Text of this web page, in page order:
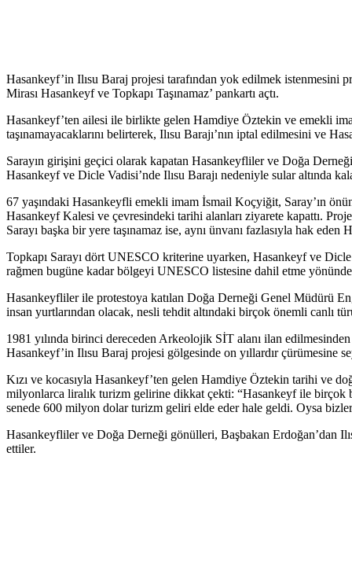
Hasankeyf’in Ilısu Baraj projesi tarafından yok edilmek istenmesini
Mirası Hasankeyf ve Topkapı Taşınamaz’ pankartı açtı.
Hasankeyf’ten ailesi ile birlikte gelen Hamdiye Öztekin ve emekli
taşınamayacaklarını belirterek, Ilısu Barajı’nın iptal edilmesini ve
Sarayın girişini geçici olarak kapatan Hasankeyfliler ve Doğa
Hasankeyf ve Dicle Vadisi’nde Ilısu Barajı nedeniyle sular altında
67 yaşındaki Hasankeyfli emekli imam İsmail Koçyiğit, Saray’ın
Hasankeyf Kalesi ve çevresindeki tarihi alanları ziyarete kapattı.
Sarayı başka bir yere taşınamaz ise, aynı ünvanı fazlasıyla hak eden
Topkapı Sarayı dört UNESCO kriterine uyarken, Hasankeyf ve
rağmen bugüne kadar bölgeyi UNESCO listesine dahil etme
Hasankeyfliler ile protestoya katılan Doğa Derneği Genel Müdürü
insan yurtlarından olacak, nesli tehdit altındaki birçok önemli canlı
1981 yılında birinci dereceden Arkeolojik SİT alanı ilan
Hasankeyf’in Ilısu Baraj projesi gölgesinde on yıllardır çürümesine
Kızı ve kocasıyla Hasankeyf’ten gelen Hamdiye Öztekin tarihi ve
milyonlarca liralık turizm gelirine dikkat çekti: “Hasankeyf ile birçok
senede 600 milyon dolar turizm geliri elde eder hale geldi. Oysa
Hasankeyfliler ve Doğa Derneği gönülleri, Başbakan Erdoğan’dan
ettiler.